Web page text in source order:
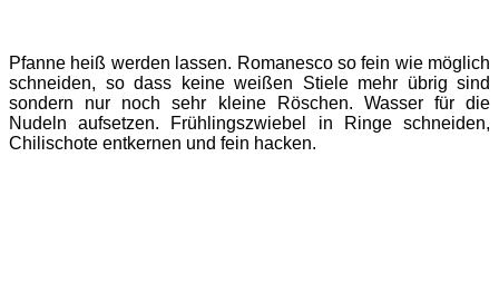
Pfanne heiß werden lassen. Romanesco so fein wie möglich
schneiden, so dass keine weißen Stiele mehr übrig sind
sondern nur noch sehr kleine Röschen. Wasser für die
Nudeln aufsetzen. Frühlingszwiebel in Ringe schneiden,
Chilischote entkernen und fein hacken.